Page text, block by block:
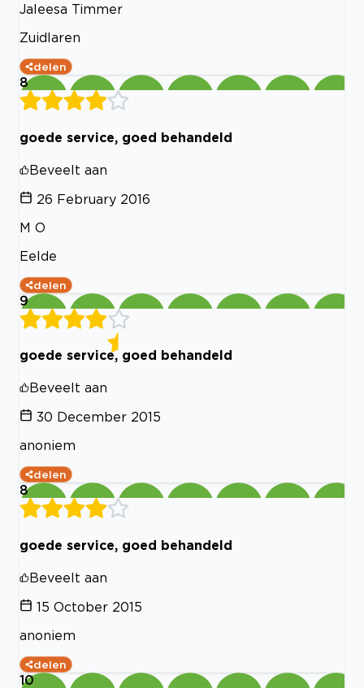
Jaleesa Timmer
Zuidlaren
delen
8
goede service, goed behandeld
Beveelt aan
26 February 2016
M O
Eelde
delen
9
goede service, goed behandeld
Beveelt aan
30 December 2015
anoniem
delen
8
goede service, goed behandeld
Beveelt aan
15 October 2015
anoniem
delen
10